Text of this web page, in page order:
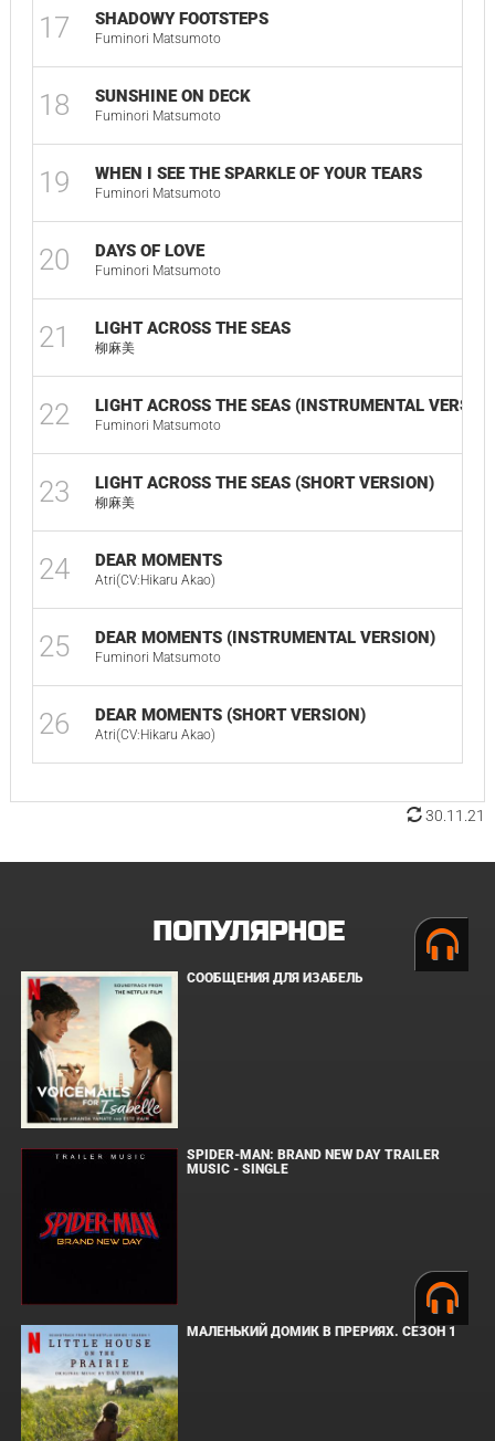
17 SHADOWY FOOTSTEPS
Fuminori Matsumoto
18 SUNSHINE ON DECK
Fuminori Matsumoto
19 WHEN I SEE THE SPARKLE OF YOUR TEARS
Fuminori Matsumoto
20 DAYS OF LOVE
Fuminori Matsumoto
21 LIGHT ACROSS THE SEAS
柳麻美
22 LIGHT ACROSS THE SEAS (INSTRUMENTAL
Fuminori Matsumoto
23 LIGHT ACROSS THE SEAS (SHORT VERSION)
柳麻美
24 DEAR MOMENTS
Atri(CV:Hikaru Akao)
25 DEAR MOMENTS (INSTRUMENTAL VERSION)
Fuminori Matsumoto
26 DEAR MOMENTS (SHORT VERSION)
Atri(CV:Hikaru Akao)
30.11.21
ПОПУЛЯРНОЕ
СООБЩЕНИЯ ДЛЯ ИЗАБЕЛЬ
SPIDER-MAN: BRAND NEW DAY TRAILER
MUSIC - SINGLE
МАЛЕНЬКИЙ ДОМИК В ПРЕРИЯХ. СЕЗОН 1